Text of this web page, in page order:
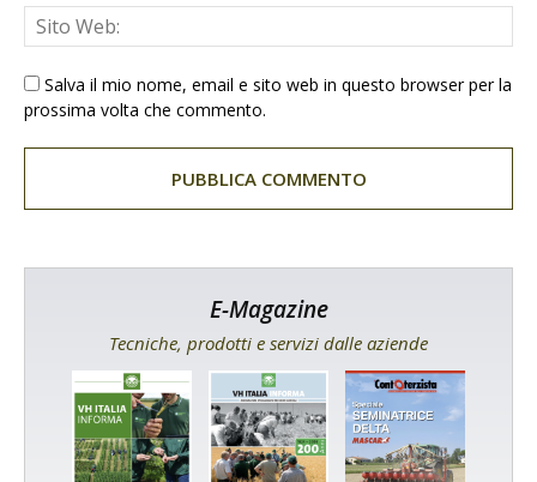
Salva il mio nome, email e sito web in questo browser per la
prossima volta che commento.
E-Magazine
Tecniche, prodotti e servizi dalle aziende